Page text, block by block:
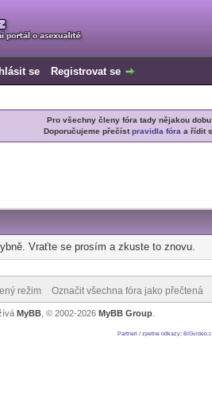
se Registrovat se
Pro všechny členy fóra tady nějakou
Doporučujeme přečístpravidla fóra a řídit
Vraťte se prosím a zkuste to znovu.
režim Označit všechna fóra jako přečtená
MyBB , © 2002-2026 MyBB Group
Partneri / zpetne odkazy: